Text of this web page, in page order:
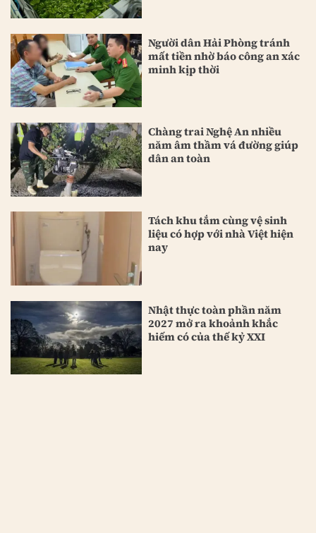
Người dân Hải Phòng tránh
mất tiền nhờ báo công an xác
minh kịp thời
Chàng trai Nghệ An nhiều
năm âm thầm vá đường giúp
dân an toàn
Tách khu tắm cùng vệ sinh
liệu có hợp với nhà Việt hiện
nay
Nhật thực toàn phần năm
2027 mở ra khoảnh khắc
hiếm có của thế kỷ XXI